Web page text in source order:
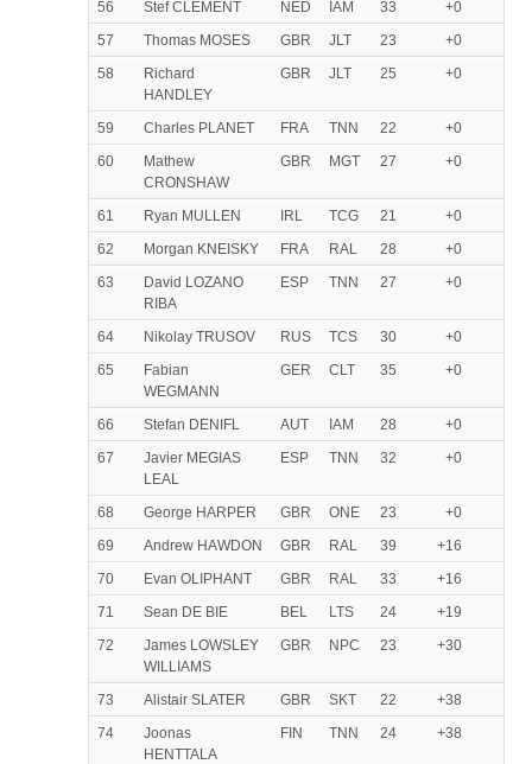
56 Stef CLEMENT NED IAM 33
+0
57
Thomas MOSES GBR JLT 23
+0
58
Richard
HANDLEY
GBR JLT 25 +0
59 Charles PLANET FRA TNN 22
+0
60
Mathew
CRONSHAW
GBR MGT 27 +0
61 Ryan MULLEN IRL TCG 21
+0
62
Morgan KNEISKY FRA RAL 28
+0
63
David LOZANO
RIBA
ESP TNN 27 +0
64 Nikolay TRUSOV RUS TCS 30
+0
65
Fabian
WEGMANN
GER CLT 35 +0
66 Stefan DENIFL AUT IAM 28
+0
67
Javier MEGIAS
LEAL
ESP TNN 32 +0
68 George HARPER GBR ONE 23
+0
69
Andrew HAWDON GBR RAL 39
+16
70
Evan OLIPHANT GBR RAL 33
+16
71
Sean DE BIE BEL LTS 24
+19
72
James LOWSLEY
WILLIAMS
GBR NPC 23 +30
73 Alistair SLATER GBR SKT 22
+38
74
Joonas
HENTTALA
FIN TNN 24 +38